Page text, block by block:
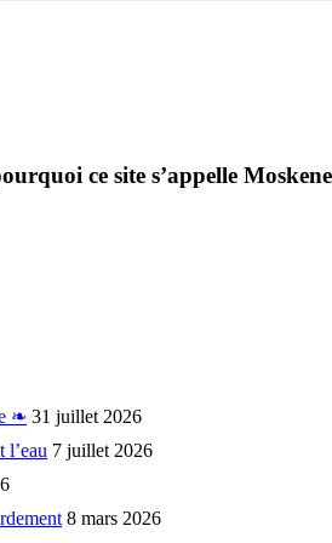
ce site s’appelle
❧ 31 juillet 2026
l’eau 7 juillet 2026
8 mars 2026